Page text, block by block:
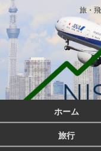
旅・
ホーム
旅行